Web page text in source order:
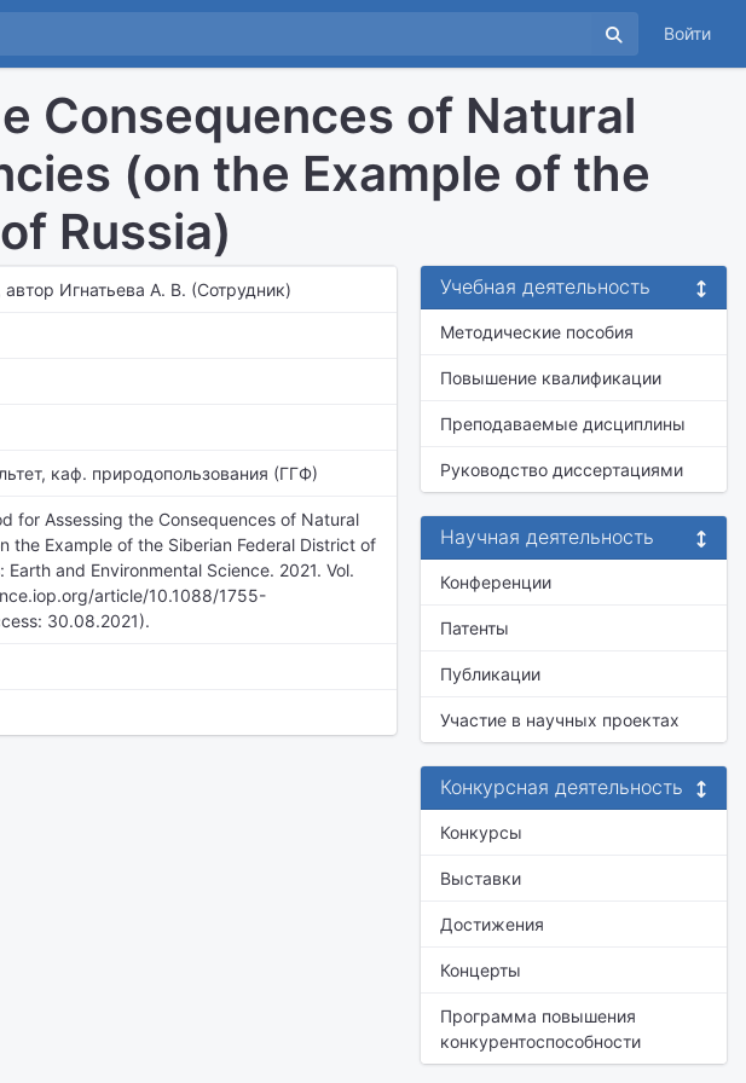
Войти
Consequences of Natural
(on the Example of the
Russia)
Игнатьева А. В. (Сотрудник)
каф. природопользования (ГГФ)
for Assessing the Consequences of Natural
the Example of the Siberian Federal District of
and Environmental Science. 2021. Vol.
article/10.1088/1755-
30.08.2021).
Учебная деятельность
Методические пособия
Повышение квалификации
Преподаваемые дисциплины
Руководство диссертациями
Научная деятельность
Конференции
Патенты
Публикации
Участие в научных проектах
Конкурсная деятельность
Конкурсы
Выставки
Достижения
Концерты
Программа повышения
конкурентоспособности